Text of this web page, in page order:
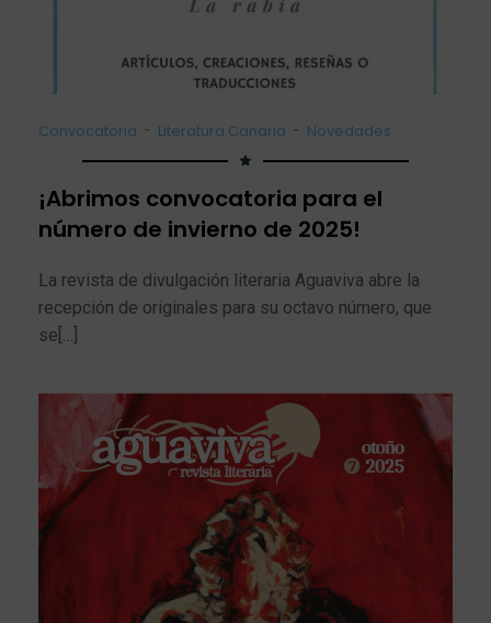
Convocatoria - Literatura Canaria - Novedades
¡Abrimos convocatoria para el
número de invierno de 2025!
La revista de divulgación literaria Aguaviva abre la
recepción de originales para su octavo número, que
se[…]